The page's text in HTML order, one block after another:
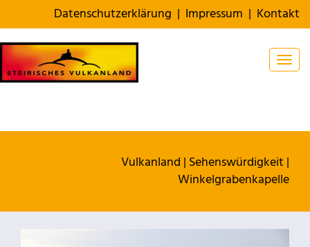
Datenschutzerklärung | Impressum | Kontakt
Vulkanland | Sehenswürdigkeit |
Winkelgrabenkapelle